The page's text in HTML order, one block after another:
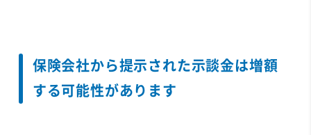
保険会社から提示された示談金は増額
する可能性があります